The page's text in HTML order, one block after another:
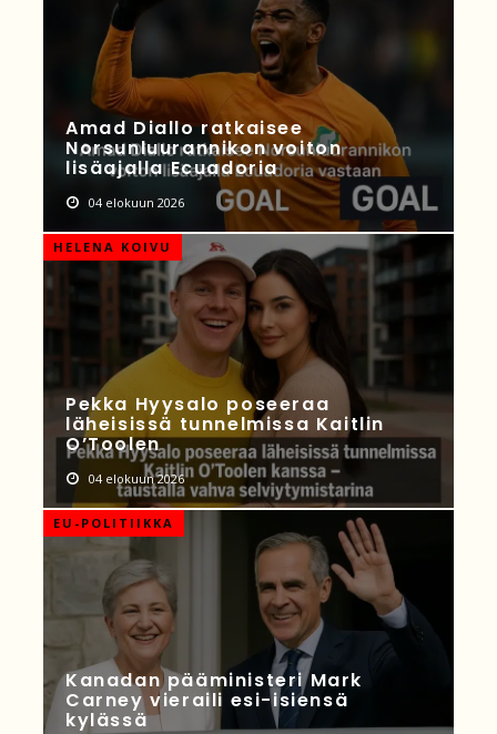
Amad Diallo ratkaisee
Norsunluurannikon voiton
lisäajalla Ecuadoria
04 elokuun 2026
HELENA KOIVU
Pekka Hyysalo poseeraa
läheisissä tunnelmissa Kaitlin
O’Toolen
04 elokuun 2026
EU-POLITIIKKA
Kanadan pääministeri Mark
Carney vieraili esi-isiensä
kylässä